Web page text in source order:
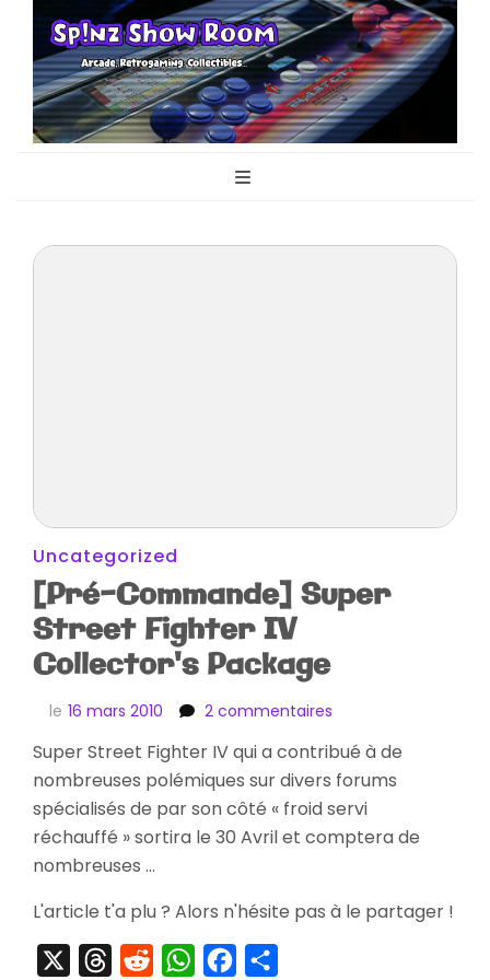
Sp!nz Show
Room
Uncategorized
[Pré-Commande] Super
Street Fighter IV
Collector's Package
le 16 mars 2010 2 commentaires
Commande]
Super
Street
IV
Super Street Fighter IV qui a contribué à de
nombreuses polémiques sur divers forums
spécialisés de par son côté « froid servi
réchauffé » sortira le 30 Avril et comptera de
nombreuses …
L'article t'a plu ? Alors n'hésite pas à le partager !
ThreadsRedditWhatsAppFacebook